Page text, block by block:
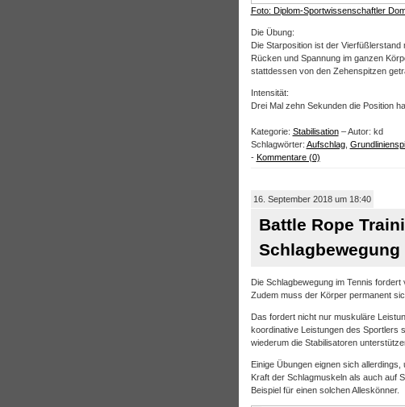
Foto: Diplom-Sportwissenschaftler
Die Übung:
Die Starposition ist der Vierfüßlerstand
Rücken und Spannung im ganzen
stattdessen von den Zehenspitzen
Intensität:
Drei Mal zehn Sekunden die Position
Kategorie: Stabilisation– Autor: kd
Schlagwörter: Aufschlag,
- Kommentare (0)
16. September 2018 um 18:40
Battle Rope
Schlagbewegung
Die Schlagbewegung im Tennis
Zudem muss der Körper permanent
Das fordert nicht nur muskuläre
koordinative Leistungen des Sportlers
wiederum die Stabilisatoren
Einige Übungen eignen sich
Kraft der Schlagmuskeln als auch auf
Beispiel für einen solchen Alleskönner.